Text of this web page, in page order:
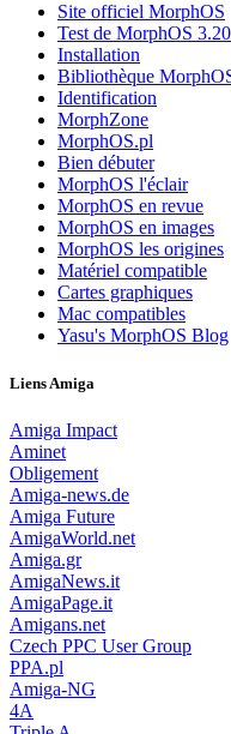
Site officiel MorphOS
Test de MorphOS 3.20
Installation
Bibliothèque
Identification
MorphZone
MorphOS.pl
Bien débuter
MorphOS l'éclair
MorphOS en revue
MorphOS en images
MorphOS les origines
Matériel compatible
Cartes graphiques
Mac compatibles
Yasu's MorphOS Blog
Liens Amiga
Amiga Impact
Aminet
Obligement
Amiga-news.de
Amiga Future
AmigaWorld.net
Amiga.gr
AmigaNews.it
AmigaPage.it
Amigans.net
Czech PPC User Group
PPA.pl
Amiga-NG
4A